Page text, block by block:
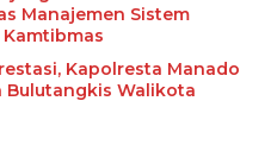
Manajemen Sistem
Kapolresta Manado
Bulutangkis Walikota